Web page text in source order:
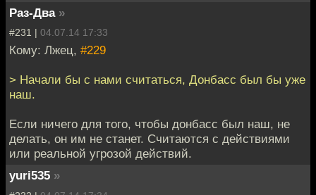
Раз-Два »
#231 | 04.07.14 17:33
Кому: Лжец, #229
> Начали бы с нами считаться, Донбасс был бы уже
наш.
Если ничего для того, чтобы донбасс был наш, не
делать, он им не станет. Считаются с действиями
или реальной угрозой действий.
yuri535 »